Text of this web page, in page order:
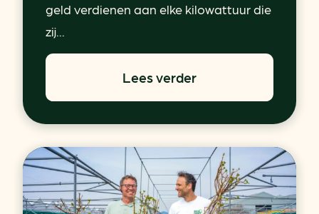
geld verdienen aan elke kilowattuur die
zij...
Lees verder